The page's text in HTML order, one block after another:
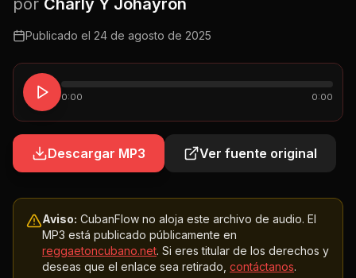
por Charly Y Johayron
Publicado el 24 de agosto de 2025
0:00 0:00
Descargar MP3 Ver fuente original
Aviso: CubanFlow no aloja este archivo de audio. El
MP3 está publicado públicamente en
reggaetoncubano.net. Si eres titular de los derechos y
deseas que el enlace sea retirado, contáctanos.